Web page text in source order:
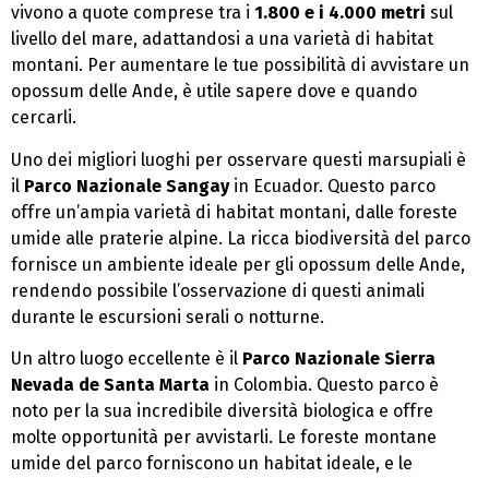
vivono a quote comprese tra i 1.800 e i 4.000 metri sul
livello del mare, adattandosi a una varietà di habitat
montani. Per aumentare le tue possibilità di avvistare un
opossum delle Ande, è utile sapere dove e quando
cercarli.
Uno dei migliori luoghi per osservare questi marsupiali è
il Parco Nazionale Sangayin Ecuador. Questo parco
offre un’ampia varietà di habitat montani, dalle foreste
umide alle praterie alpine. La ricca biodiversità del parco
fornisce un ambiente ideale per gli opossum delle Ande,
rendendo possibile l’osservazione di questi animali
durante le escursioni serali o notturne.
Un altro luogo eccellente è il Parco Nazionale Sierra
Nevada de Santa Marta in Colombia. Questo parco è
noto per la sua incredibile diversità biologica e offre
molte opportunità per avvistarli. Le foreste montane
umide del parco forniscono un habitat ideale, e le